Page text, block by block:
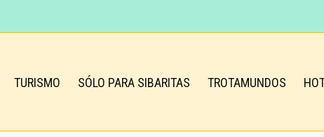
TURISMO SÓLO PARA SIBARITAS TROTAMUNDOS